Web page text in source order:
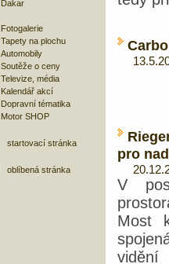
Dakar
Fotogalerie
Tapety na plochu
Automobily
Soutěže o ceny
Televize, média
Kalendář akcí
Dopravní tématika
Motor SHOP
startovací stránka
oblíbená stránka
pro
V
Most
vidění